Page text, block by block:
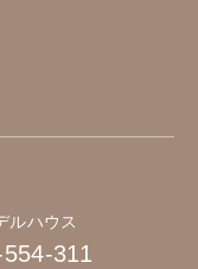
ルハウス
311